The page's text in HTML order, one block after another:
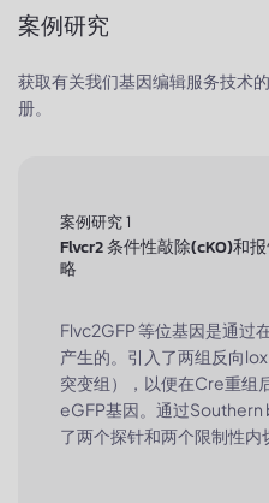
案例研究
获取有关我们基因编辑服务技术
册。
案例研究 1
Flvcr2 条件性敲除(cKO)和
略
Flvc2GFP 等位基因是通过
产生的。引入了两组反向
突变组），以便在Cre重组
eGFP基因。通过Southern
了两个探针和两个限制性内